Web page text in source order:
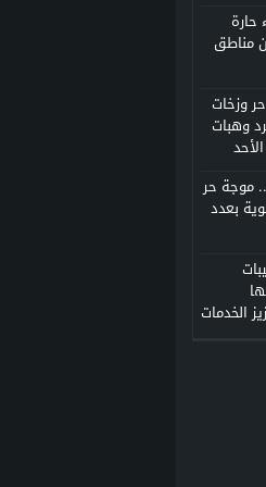
مناطق
وزخات
وهبات
موجة حر
بعدد
الخدمات